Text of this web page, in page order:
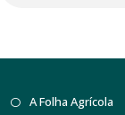
A Folha Agrícola